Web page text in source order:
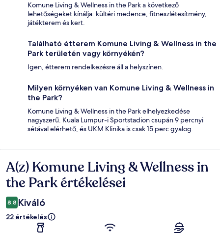
Komune Living & Wellness in the Park a következő
lehetőségeket kínálja: kültéri medence, fitneszlétesítmény,
játékterem és kert.
Található étterem Komune Living & Wellness in the
Park területén vagy környékén?
Igen, étterem rendelkezésre áll a helyszínen.
Milyen környéken van Komune Living & Wellness in
the Park?
Komune Living & Wellness in the Park elhelyezkedése
nagyszerű. Kuala Lumpur-i Sportstadion csupán 9 percnyi
sétával elérhető, és UKM Klinika is csak 15 perc gyalog.
Értékelések
A(z) Komune Living & Wellness in
the Park értékelései
8,8 Kiváló
22 értékelés